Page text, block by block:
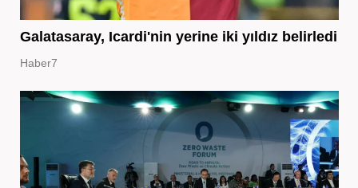
Galatasaray, Icardi'nin yerine iki yıldız belirledi
Haber7